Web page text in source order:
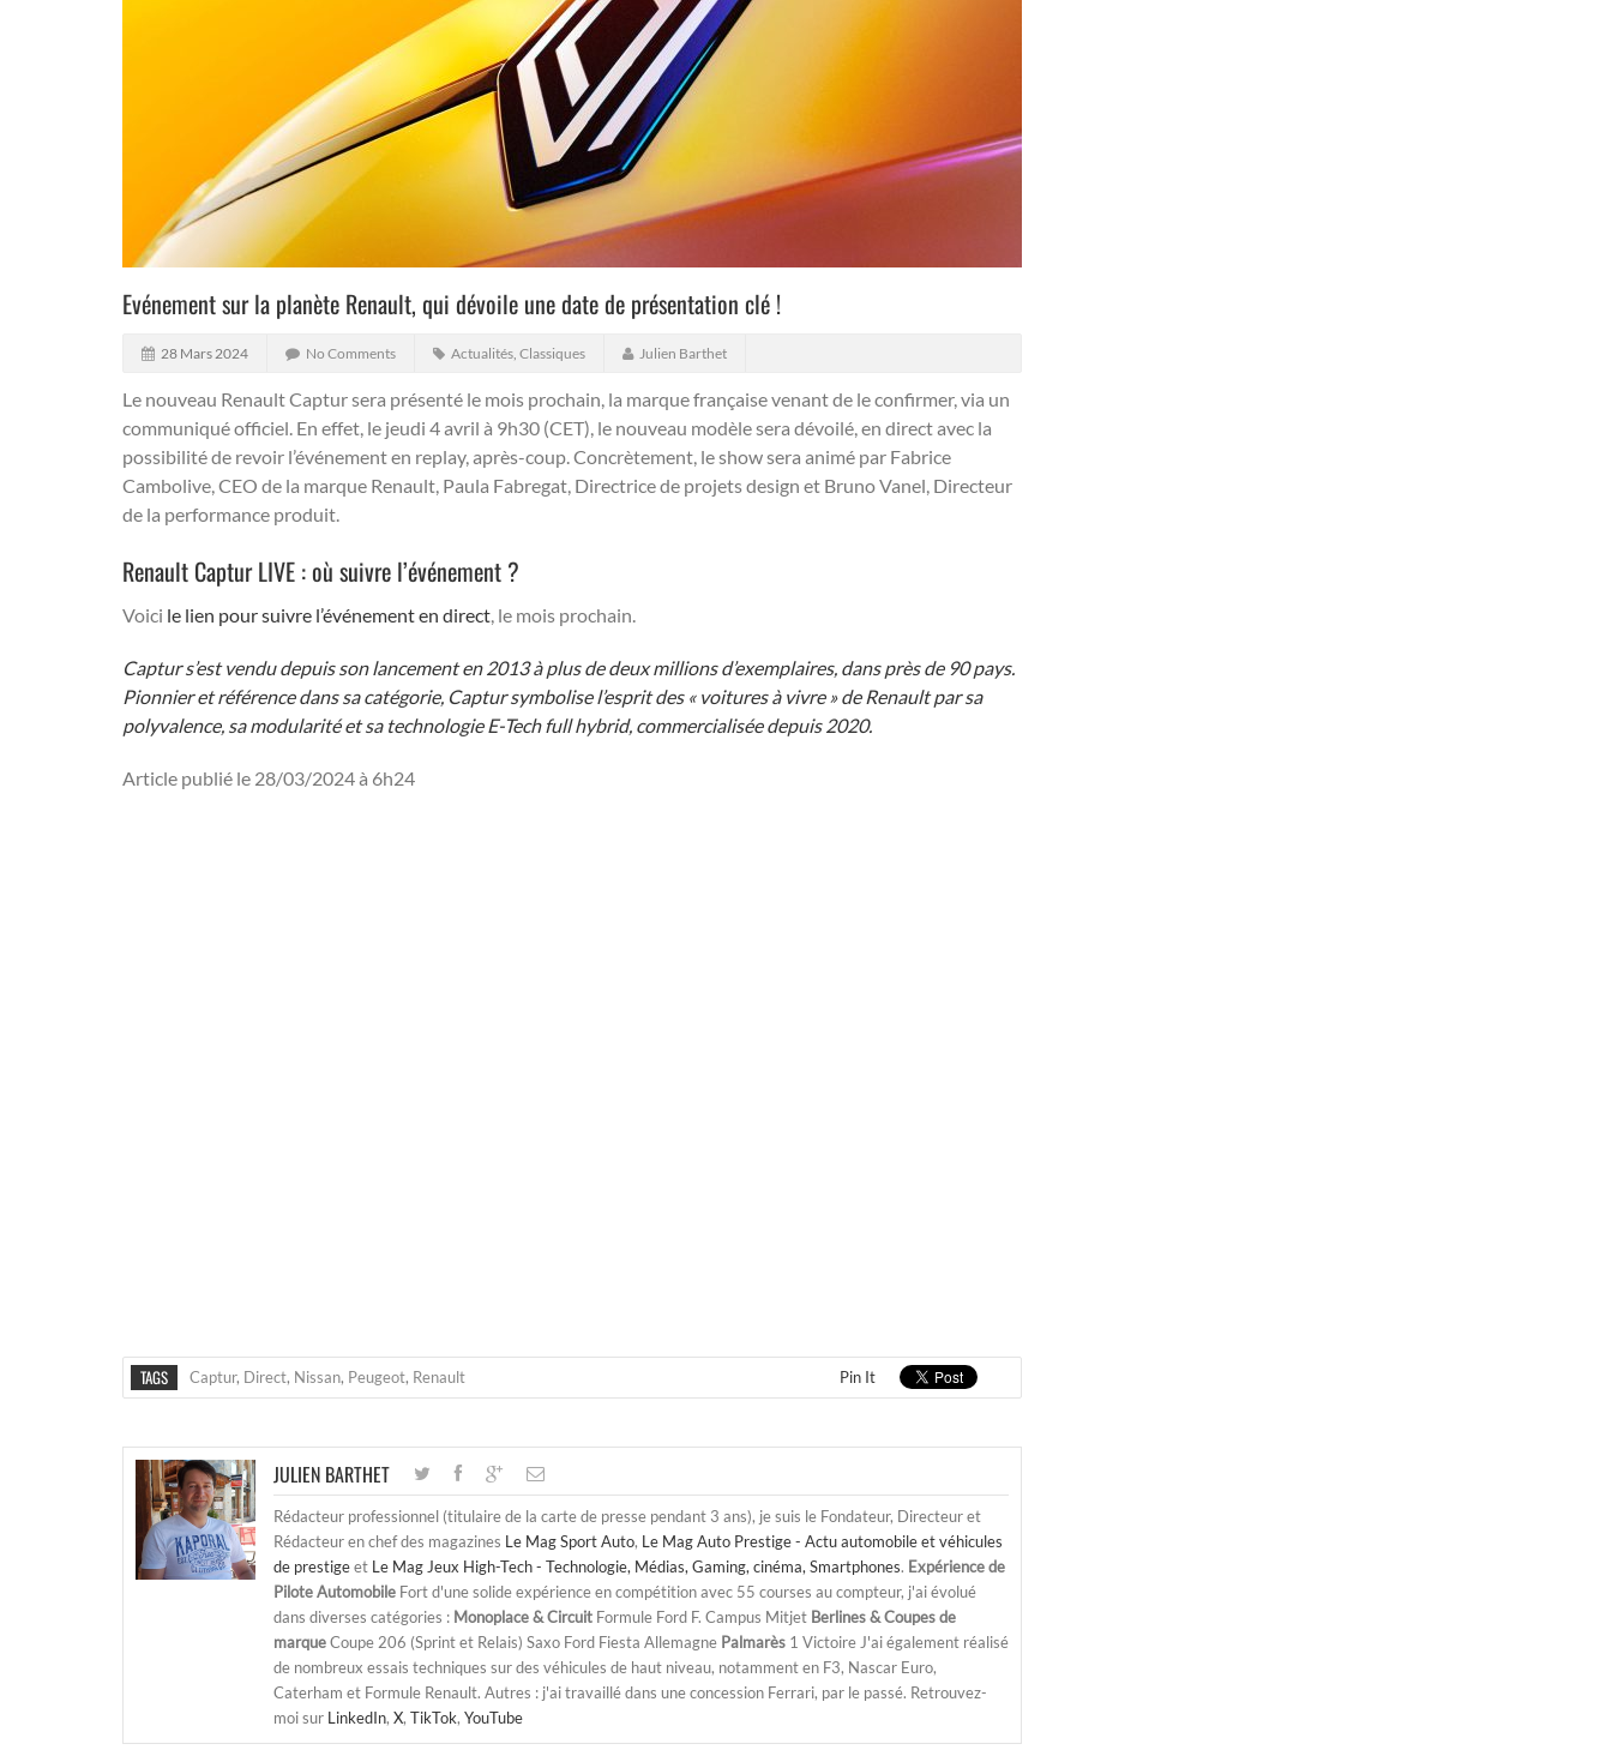
Evénement sur la planète Renault, qui dévoile une date de présentation clé !
28 Mars 2024 No Comments Actualités, Classiques Julien Barthet
Le nouveau Renault Captur sera présenté le mois prochain, la marque française venant de le confirmer, via un
communiqué officiel. En effet, le jeudi 4 avril à 9h30 (CET), le nouveau modèle sera dévoilé, en direct avec la
possibilité de revoir l’événement en replay, après-coup. Concrètement, le show sera animé par Fabrice
Cambolive, CEO de la marque Renault, Paula Fabregat, Directrice de projets design et Bruno Vanel, Directeur
de la performance produit.
Renault Captur LIVE : où suivre l’événement ?
Voici le lien pour suivre l’événement en direct, le mois prochain.
Captur s’est vendu depuis son lancement en 2013 à plus de deux millions d’exemplaires, dans près de 90 pays.
Pionnier et référence dans sa catégorie, Captur symbolise l’esprit des « voitures à vivre » de Renault par sa
polyvalence, sa modularité et sa technologie E-Tech full hybrid, commercialisée depuis 2020.
Article publié le 28/03/2024 à 6h24
TAGS Captur, Direct, Nissan, Peugeot, Renault Pin It
JULIEN BARTHET
Rédacteur professionnel (titulaire de la carte de presse pendant 3 ans), je suis le Fondateur, Directeur et
Rédacteur en chef des magazines Le Mag Sport Auto, Le Mag Auto Prestige - Actu automobile et véhicules
de prestigeet Le Mag Jeux High-Tech - Technologie, Médias, Gaming, cinéma, Smartphones. Expérience de
Pilote Automobile Fort d'une solide expérience en compétition avec 55 courses au compteur, j'ai évolué
dans diverses catégories : Monoplace & Circuit Formule Ford F. Campus Mitjet Berlines & Coupes de
marqueCoupe 206 (Sprint et Relais) Saxo Ford Fiesta Allemagne Palmarès 1 Victoire J'ai également réalisé
de nombreux essais techniques sur des véhicules de haut niveau, notamment en F3, Nascar Euro,
Caterham et Formule Renault. Autres : j'ai travaillé dans une concession Ferrari, par le passé. Retrouvez-
moi sur LinkedIn, X, TikTok, YouTube